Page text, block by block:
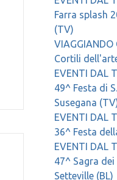
EVENTI DAL
Farra splash
(TV)
VIAGGIANDO
Cortili
EVENTI DAL
49^ Festa di
Susegana (TV)
EVENTI DAL
36^ Festa
EVENTI DAL
47^ Sagra